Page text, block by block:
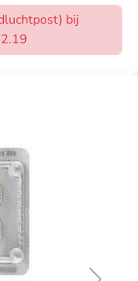
bij